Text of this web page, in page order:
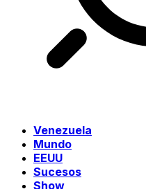
Venezuela
Mundo
EEUU
Sucesos
Show